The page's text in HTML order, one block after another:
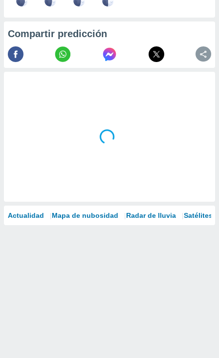
Compartir predicción
Actualidad Mapa de nubosidad Radar de lluvia Satélites